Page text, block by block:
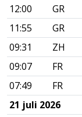
12:00
GR
11:55
GR
09:31
ZH
09:07
FR
07:49
FR
21 juli 2026